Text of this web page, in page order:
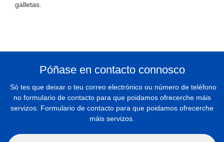
galletas.
Póñase en contacto connosco
Só tes que deixar o teu correo electrónico ou número de teléfono
no formulario de contacto para que poidamos ofrecerche máis
servizos. Formulario de contacto para que poidamos ofrecerche
máis servizos.